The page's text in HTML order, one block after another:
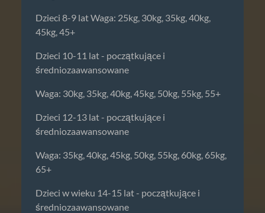
Dzieci 8-9 lat Waga: 25kg, 30kg, 35kg, 40kg,
45kg, 45+
Dzieci 10-11 lat - początkujące i
średniozaawansowane
Waga: 30kg, 35kg, 40kg, 45kg, 50kg, 55kg, 55+
Dzieci 12-13 lat - początkujące i
średniozaawansowane
Waga: 35kg, 40kg, 45kg, 50kg, 55kg, 60kg, 65kg,
65+
Dzieci w wieku 14-15 lat - początkujące i
średniozaawansowane